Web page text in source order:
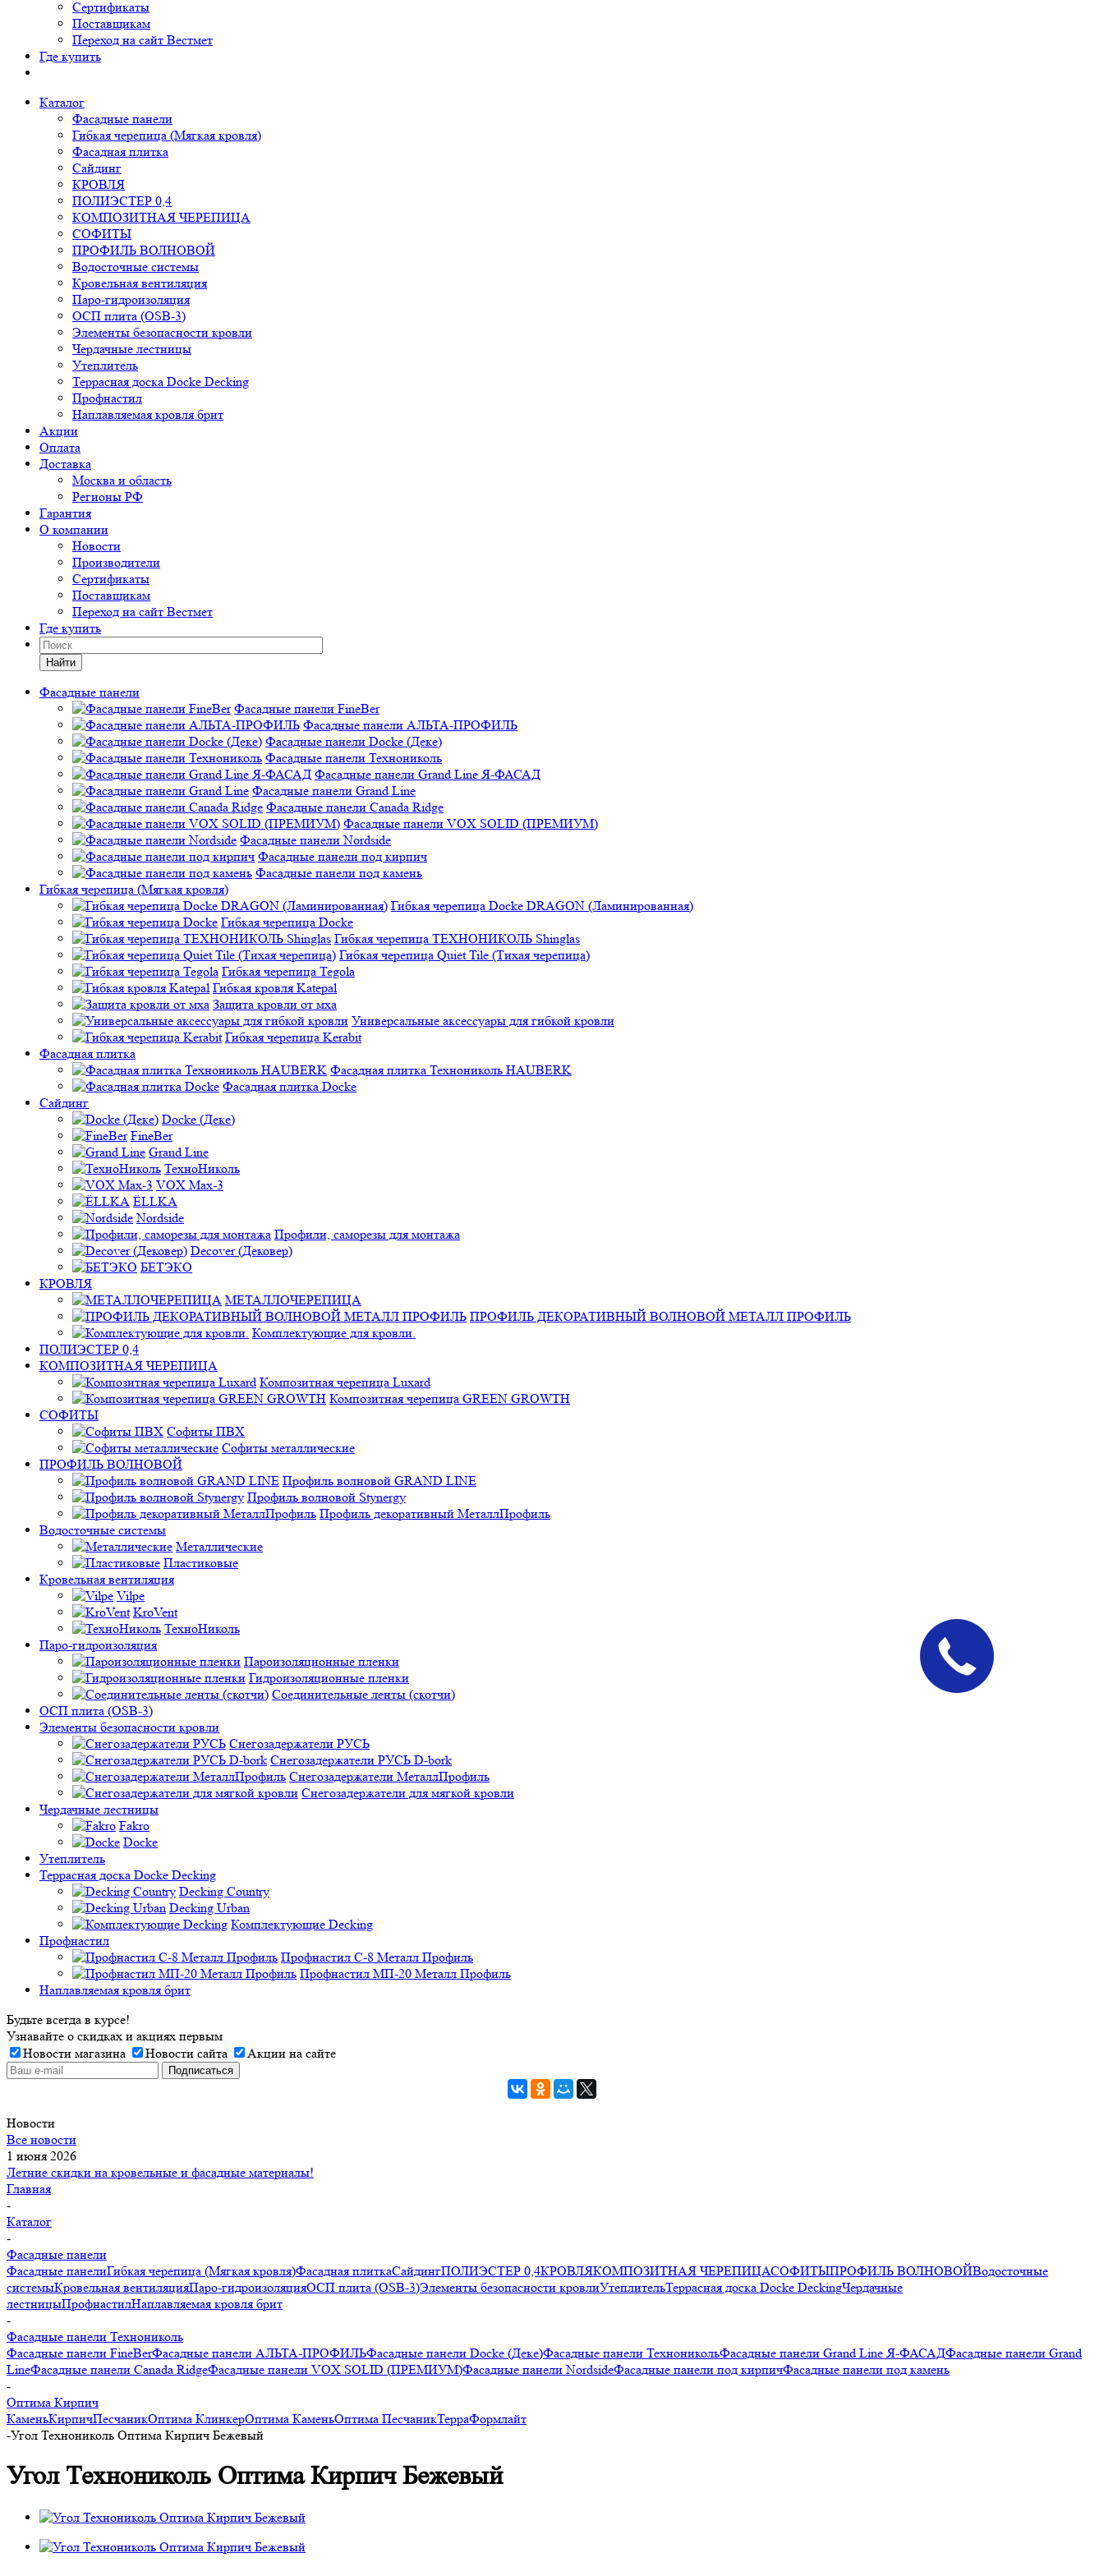
Сертификаты
Поставщикам
Переход на сайт Вестмет
Где купить
Каталог
Фасадные панели
Гибкая черепица (Мягкая кровля)
Фасадная плитка
Сайдинг
КРОВЛЯ
ПОЛИЭСТЕР 0,4
КОМПОЗИТНАЯ ЧЕРЕПИЦА
СОФИТЫ
ПРОФИЛЬ ВОЛНОВОЙ
Водосточные системы
Кровельная вентиляция
Паро-гидроизоляция
ОСП плита (OSB-3)
Элементы безопасности кровли
Чердачные лестницы
Утеплитель
Террасная доска Docke Decking
Профнастил
Наплавляемая кровля брит
Акции
Оплата
Доставка
Москва и область
Регионы РФ
Гарантия
О компании
Новости
Производители
Сертификаты
Поставщикам
Переход на сайт Вестмет
Где купить
Найти
Фасадные панели
Фасадные панели FineBer
Фасадные панели АЛЬТА-ПРОФИЛЬ
Фасадные панели Docke (Деке)
Фасадные панели Технониколь
Фасадные панели Grand Line Я-ФАСАД
Фасадные панели Grand Line
Фасадные панели Canada Ridge
Фасадные панели VOX SOLID (ПРЕМИУМ)
Фасадные панели Nordside
Фасадные панели под кирпич
Фасадные панели под камень
Гибкая черепица (Мягкая кровля)
Гибкая черепица Docke DRAGON (Ламинированная)
Гибкая черепица Docke
Гибкая черепица ТЕХНОНИКОЛЬ Shinglas
Гибкая черепица Quiet Tile (Тихая черепица)
Гибкая черепица Tegola
Гибкая кровля Katepal
Защита кровли от мха
Универсальные аксессуары для гибкой кровли
Гибкая черепица Kerabit
Фасадная плитка
Фасадная плитка Технониколь HAUBERK
Фасадная плитка Docke
Сайдинг
Docke (Деке)
FineBer
Grand Line
ТехноНиколь
VOX Max-3
ЁLLKA
Nordside
Профили, саморезы для монтажа
Decover (Дековер)
БЕТЭКО
КРОВЛЯ
МЕТАЛЛОЧЕРЕПИЦА
ПРОФИЛЬ ДЕКОРАТИВНЫЙ ВОЛНОВОЙ МЕТАЛЛ ПРОФИЛЬ
Комплектующие для кровли.
ПОЛИЭСТЕР 0,4
КОМПОЗИТНАЯ ЧЕРЕПИЦА
Композитная черепица Luxard
Композитная черепица GREEN GROWTH
СОФИТЫ
Софиты ПВХ
Софиты металлические
ПРОФИЛЬ ВОЛНОВОЙ
Профиль волновой GRAND LINE
Профиль волновой Stynergy
Профиль декоративный МеталлПрофиль
Водосточные системы
Металлические
Пластиковые
Кровельная вентиляция
Vilpe
KroVent
ТехноНиколь
Паро-гидроизоляция
Пароизоляционные пленки
Гидроизоляционные пленки
Соединительные ленты (скотчи)
ОСП плита (OSB-3)
Элементы безопасности кровли
Снегозадержатели РУСЬ
Снегозадержатели РУСЬ D-bork
Снегозадержатели МеталлПрофиль
Снегозадержатели для мягкой кровли
Чердачные лестницы
Fakro
Docke
Утеплитель
Террасная доска Docke Decking
Decking Country
Decking Urban
Комплектующие Decking
Профнастил
Профнастил C-8 Металл Профиль
Профнастил МП-20 Металл Профиль
Наплавляемая кровля брит
Будьте всегда в курсе!
Узнавайте о скидках и акциях первым
Новости магазина
Новости сайта Акции на сайте
Новости
Все новости
1 июня 2026
Летние скидки на кровельные и фасадные материалы!
Главная
-
Каталог
-
Фасадные панели
Фасадные панелиГибкая черепица (Мягкая кровля)Фасадная плиткаСайдингПОЛИЭСТЕР 0,4КРОВЛЯКОМПОЗИТНАЯ ЧЕРЕПИЦАСОФИТЫПРОФИЛЬ ВОЛНОВОЙВодосточные
системыКровельная вентиляцияПаро-гидроизоляцияОСП плита (OSB-3)Элементы безопасности кровлиУтеплительТеррасная доска Docke DeckingЧердачные
лестницыПрофнастилНаплавляемая кровля брит
-
Фасадные панели Технониколь
Фасадные панели FineBerФасадные панели АЛЬТА-ПРОФИЛЬФасадные панели Docke (Деке)Фасадные панели ТехноникольФасадные панели Grand Line Я-ФАСАДФасадные панели Grand
LineФасадные панели Canada RidgeФасадные панели VOX SOLID (ПРЕМИУМ)Фасадные панели NordsideФасадные панели под кирпичФасадные панели под камень
-
Оптима Кирпич
КаменьКирпичПесчаникОптима КлинкерОптима КаменьОптима ПесчаникТерраФормлайт
-Угол Технониколь Оптима Кирпич Бежевый
Угол Технониколь Оптима Кирпич Бежевый